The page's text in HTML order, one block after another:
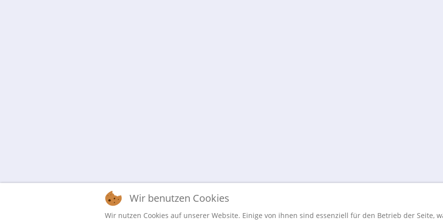
Wir benutzen Cookies
Wir nutzen Cookies auf unserer Website. Einige von ihnen sind essenziell für den Betrieb der Seite,